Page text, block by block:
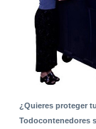
¿Quieres proteger
Todocontenedores